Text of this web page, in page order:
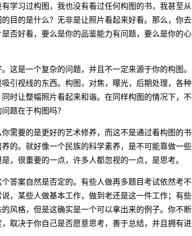
学习过构图，我也没有看过任何构图的书，我甚至从
目的是什么？无非是让照片看起来好看。那么，你去
否好看，要么是你的品鉴能力有问题，要么是你的心
这是一个复杂的问题，并且不一定来源于你的构图。
引视线的东西。构图，对焦，曝光，后期处理，各种
时让整幅照片看起来和谐。在同样构图的情况下，不
题在于构图吗？
需要的是更好的艺术修养，而这不是通过看构图的书
的。就好像一个民族的科学素养，是不可能靠做一些
，很重要的一点，许多人都忽视的一点，是思考。
答案自然是否定的。有些人做再多题目考试依然考不
，某些人做基本工作，做到老还是这一件工作；有些
风格，但是这确实是一个可以拿出来的例子。你不断
取决于你自己是否愿意思考，善于总结，并且拥有进